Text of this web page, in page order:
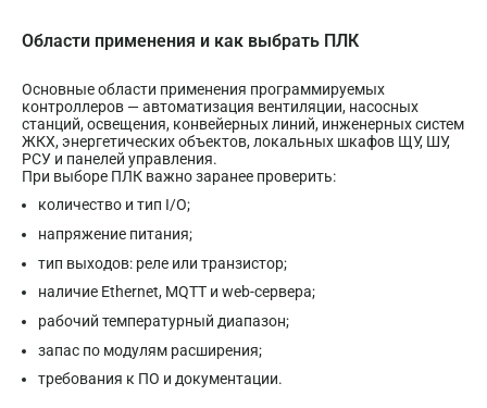
Области применения и как выбрать ПЛК
Основные области применения программируемых
контроллеров — автоматизация вентиляции, насосных
станций, освещения, конвейерных линий, инженерных систем
ЖКХ, энергетических объектов, локальных шкафов ЩУ, ШУ,
РСУ и панелей управления.
При выборе ПЛК важно заранее проверить:
количество и тип I/O;
напряжение питания;
тип выходов: реле или транзистор;
наличие Ethernet, MQTT и web-сервера;
рабочий температурный диапазон;
запас по модулям расширения;
требования к ПО и документации.